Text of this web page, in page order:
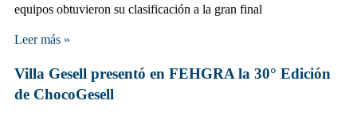
equipos obtuvieron su clasificación a la gran final
Leer más »
Villa Gesell presentó en FEHGRA la 30° Edición
de ChocoGesell